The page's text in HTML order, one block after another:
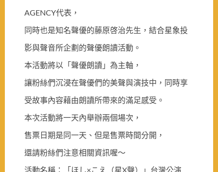
AGENCY代表，
同時也是知名聲優的藤原啓治先生，結合星象投
影與聲音所企劃的聲優朗讀活動。
本活動將以「聲優朗讀」為主軸，
讓粉絲們沉浸在聲優們的美聲與演技中，同時享
受故事內容藉由朗讀所帶來的滿足感受。
本次活動將一天內舉辦兩個場次，
售票日期是同一天、但是售票時間分開，
還請粉絲們注意相關資訊喔～
活動名稱：「ほし×こえ（星X聲）」台灣公演